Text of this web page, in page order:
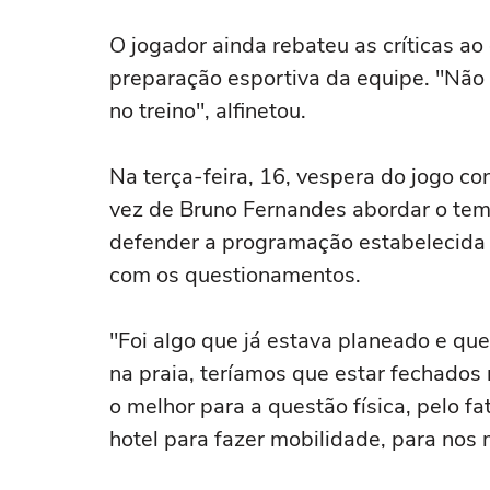
O jogador ainda rebateu as críticas
preparação esportiva da equipe.
no treino", alfinetou.
Na terça-feira, 16, vespera do jogo
vez de Bruno Fernandes abordar o
defender a programação
com os questionamentos.
"Foi algo que já estava planeado e
na praia, teríamos que estar
o melhor para a questão física, pelo
hotel para fazer mobilidade, para nos